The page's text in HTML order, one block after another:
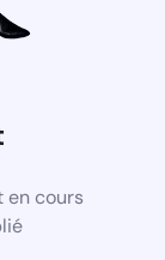
en cours